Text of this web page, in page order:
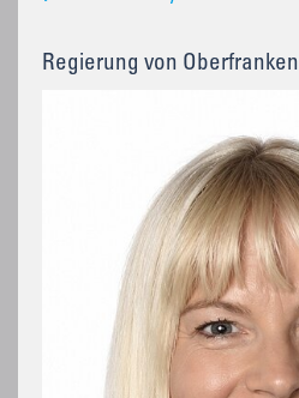
Regierung von Oberfranken